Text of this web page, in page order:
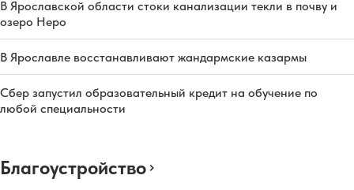
В Ярославской области стоки канализации текли в почву и
озеро Неро
В Ярославле восстанавливают жандармские казармы
Сбер запустил образовательный кредит на обучение по
любой специальности
Благоустройство